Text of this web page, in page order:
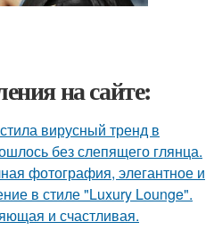
на сайте:
вирусный тренд в
без слепящего глянца.
фотография, элегантное и
в стиле "Luxury Lounge".
и счастливая.